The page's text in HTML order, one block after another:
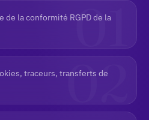
de la conformité RGPD de la
traceurs, transferts de